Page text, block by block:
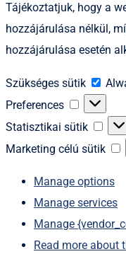
Tájékoztatjuk, hogy a
hozzájárulása nélkül,
hozzájárulása esetén
Szükséges sütik
Preferences
Statisztikai sütik
sütik
Marketing célú sütik
Manage options
Manage services
Manage
Read more about